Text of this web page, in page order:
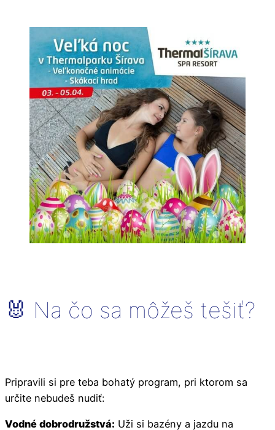
🐰 Na čo sa môžeš tešiť?
Pripravili si pre teba bohatý program, pri ktorom sa
určite nebudeš nudiť:
Vodné dobrodružstvá: Uži si bazény a jazdu na